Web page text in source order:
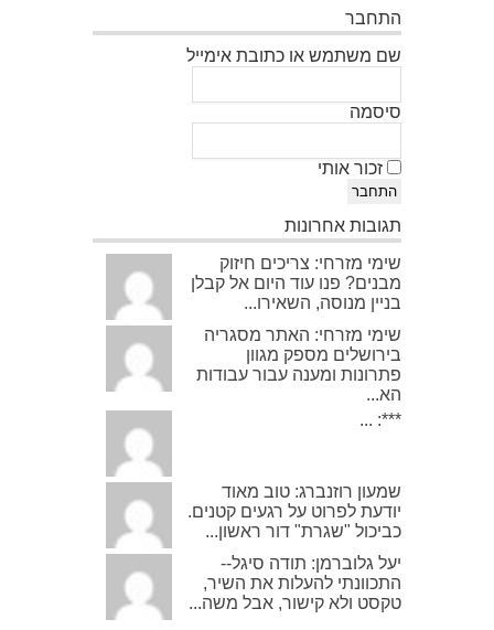
התחבר
שם משתמש או כתובת אימייל
סיסמה
זכור אותי
התחבר
תגובות אחרונות
שימי מזרחי: צריכים חיזוק
מבנים? פנו עוד היום אל קבלן
בניין מנוסה, השאירו...
שימי מזרחי: האתר מסגריה
בירושלים מספק מגוון
פתרונות ומענה עבור עבודות
הא...
***: ...
שמעון רוזנברג: טוב מאוד
יודעת לפרוט על רגעים קטנים.
כביכול "שגרת" דור ראשון...
יעל גלוברמן: תודה סיגל--
התכוונתי להעלות את השיר,
טקסט ולא קישור, אבל משה...